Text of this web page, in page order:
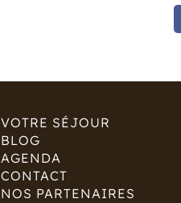
VOTRE SÉJOUR
BLOG
AGENDA
CONTACT
NOS PARTENAIRES